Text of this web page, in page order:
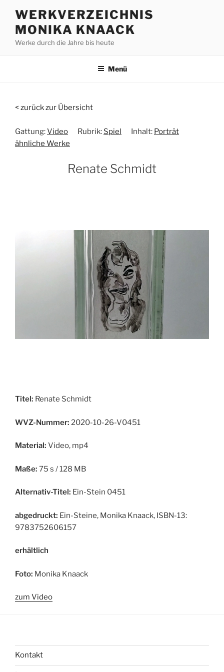
Inhalt
springen
WERKVERZEICHNIS
MONIKA KNAACK
Werke durch die Jahre bis heute
Menü
< zurück zur Übersicht
Gattung:Video Rubrik: Spiel Inhalt: Porträt
ähnliche Werke
Renate Schmidt
Titel: Renate Schmidt
WVZ-Nummer: 2020-10-26-V0451
Material: Video, mp4
Maße: 75 s / 128 MB
Alternativ-Titel: Ein-Stein 0451
abgedruckt: Ein-Steine, Monika Knaack, ISBN-13:
9783752606157
erhältlich
Foto: Monika Knaack
zum Video
Kontakt